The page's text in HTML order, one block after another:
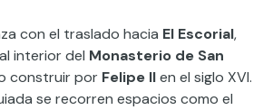
con el traslado hacia El Escorial,
interior del Monasterio de San
construir por Felipe IIen el siglo XVI.
se recorren espacios como el